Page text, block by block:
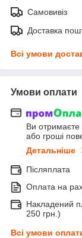
Самовивіз
Доставка
Всі умови
Умови оплати
Ви
або гроші
Детальніше
Післяплата
Оплата на
Накладений
250 грн.)
Всі умови